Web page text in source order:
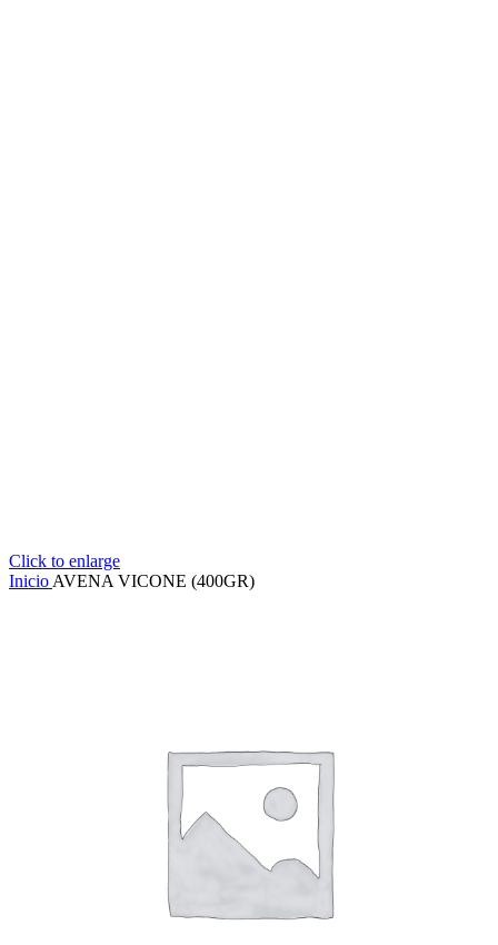
Click to enlarge
Inicio AVENA VICONE (400GR)